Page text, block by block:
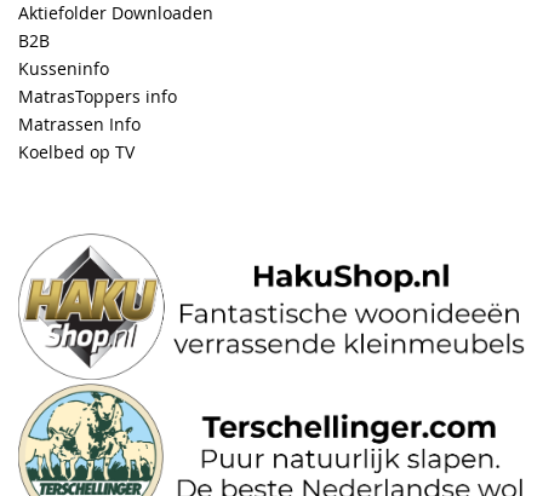
Aktiefolder Downloaden
B2B
Kusseninfo
MatrasToppers info
Matrassen Info
Koelbed op TV